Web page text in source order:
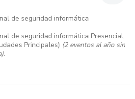
de seguridad informática
de seguridad informática Presencial,
Principales) (2 eventos al año sin